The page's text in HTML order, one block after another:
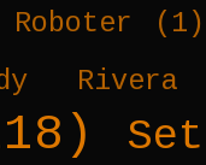
Roboter
(1)
Rivera
Set